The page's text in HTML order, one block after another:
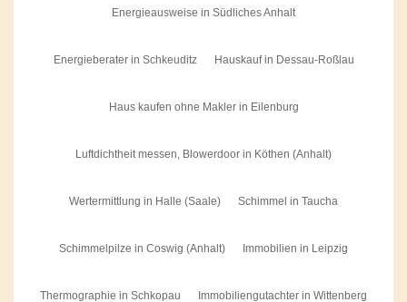
Energieausweise in Südliches Anhalt
Energieberater in Schkeuditz Hauskauf in Dessau-Roßlau
Haus kaufen ohne Makler in Eilenburg
Luftdichtheit messen, Blowerdoor in Köthen (Anhalt)
Wertermittlung in Halle (Saale) Schimmel in Taucha
Schimmelpilze in Coswig (Anhalt) Immobilien in Leipzig
Thermographie in Schkopau Immobiliengutachter in Wittenberg